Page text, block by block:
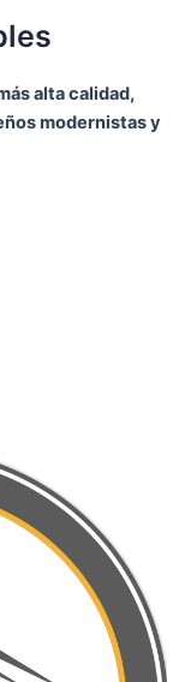
alta calidad,
modernistas y